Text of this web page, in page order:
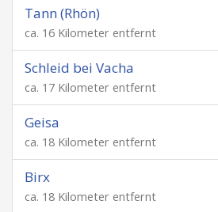
Tann (Rhön)
ca. 16 Kilometer entfernt
Schleid bei Vacha
ca. 17 Kilometer entfernt
Geisa
ca. 18 Kilometer entfernt
Birx
ca. 18 Kilometer entfernt